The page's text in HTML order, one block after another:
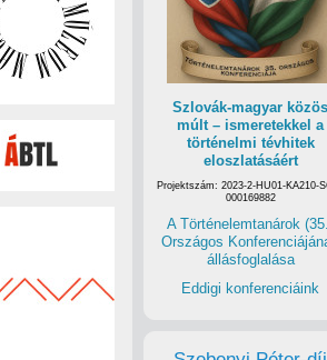
Szlovák-magyar közös
múlt – ismeretekkel a
történelmi tévhitek
eloszlatásáért
Projektszám: 2023-2-HU01-KA210-
000169882
A Történelemtanárok
Országos
állásfoglalása
Eddigi konferenciáink